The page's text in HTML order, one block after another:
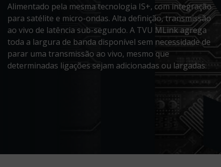
Alimentado pela mesma tecnologia IS+, com integração
para satélite e micro-ondas. Alta definição, transmissão
ao vivo de latência sub-segundo. A TVU MLink agrega
toda a largura de banda disponível sem necessidade de
parar uma transmissão ao vivo, mesmo que
determinadas ligações sejam adicionadas ou largadas.